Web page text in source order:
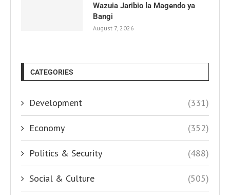
Wazuia Jaribio la Magendo ya
Bangi
August 7, 2026
CATEGORIES
Development (331)
Economy (352)
Politics & Security (488)
Social & Culture (505)